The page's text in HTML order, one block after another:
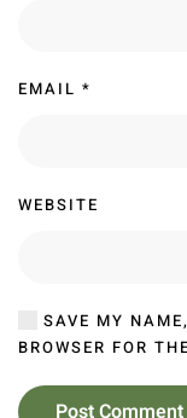
EMAIL *
WEBSITE
SAVE MY
BROWSER FOR